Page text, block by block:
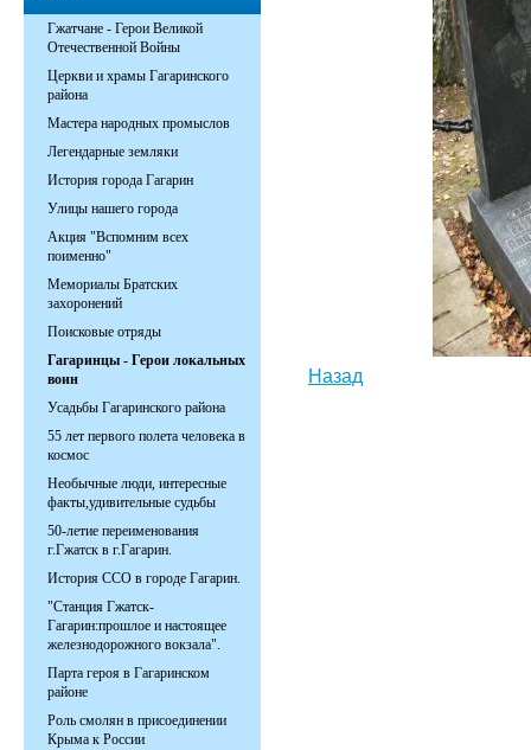
Назад
Гжатчане - Герои Великой
Отечественной Войны
Церкви и храмы Гагаринского
района
Мастера народных промыслов
Легендарные земляки
История города Гагарин
Улицы нашего города
Акция "Вспомним всех
поименно"
Мемориалы Братских
захоронений
Поисковые отряды
Гагаринцы - Герои локальных
воин
Усадьбы Гагаринского района
55 лет первого полета человека в
космос
Необычные люди, интересные
факты,удивительные судьбы
50-летие переименования
г.Гжатск в г.Гагарин.
История ССО в городе Гагарин.
"Станция Гжатск-
Гагарин:прошлое и настоящее
железнодорожного вокзала".
Парта героя в Гагаринском
районе
Роль смолян в присоединении
Крыма к России